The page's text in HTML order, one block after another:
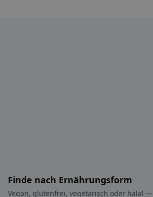
Finde nach Ernährungsform
Vegan, glutenfrei, vegetarisch oder halal —